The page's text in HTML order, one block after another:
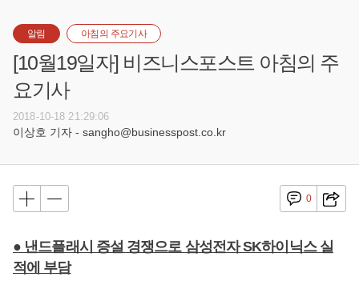
알림 아침의 주요기사
[10월19일자] 비즈니스포스트 아침의 주
요기사
2018-10-18 21:29:06
이상호 기자 - sangho@businesspost.co.kr
0
● 낸드플래시 증설 경쟁으로 삼성전자 SK하이닉스 실
적에 부담